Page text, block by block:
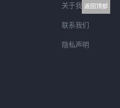
关于我们
联系我们
隐私声明